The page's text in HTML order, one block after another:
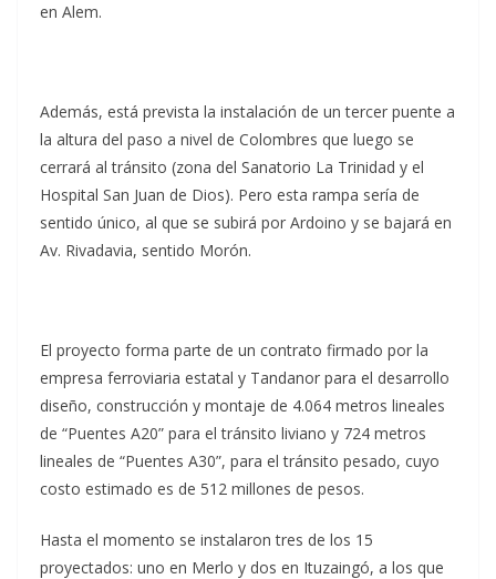
en Alem.
Además, está prevista la instalación de un tercer puente a
la altura del paso a nivel de Colombres que luego se
cerrará al tránsito (zona del Sanatorio La Trinidad y el
Hospital San Juan de Dios). Pero esta rampa sería de
sentido único, al que se subirá por Ardoino y se bajará en
Av. Rivadavia, sentido Morón.
El proyecto forma parte de un contrato firmado por la
empresa ferroviaria estatal y Tandanor para el desarrollo
diseño, construcción y montaje de 4.064 metros lineales
de “Puentes A20” para el tránsito liviano y 724 metros
lineales de “Puentes A30”, para el tránsito pesado, cuyo
costo estimado es de 512 millones de pesos.
Hasta el momento se instalaron tres de los 15
proyectados: uno en Merlo y dos en Ituzaingó, a los que